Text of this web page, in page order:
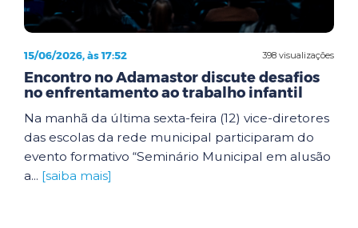
398 visualizações
15/06/2026, às 17:52
Encontro no Adamastor discute desafios
no enfrentamento ao trabalho infantil
Na manhã da última sexta-feira (12) vice-diretores
das escolas da rede municipal participaram do
evento formativo “Seminário Municipal em alusão
a... [saiba mais]